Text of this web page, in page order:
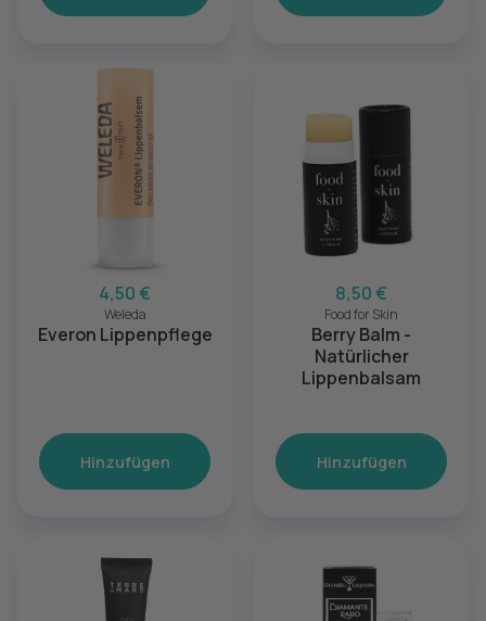
4,50 €
Weleda
Everon Lippenpflege
Hinzufügen
8,50 €
Food for Skin
Berry Balm -
Natürlicher
Lippenbalsam
Hinzufügen